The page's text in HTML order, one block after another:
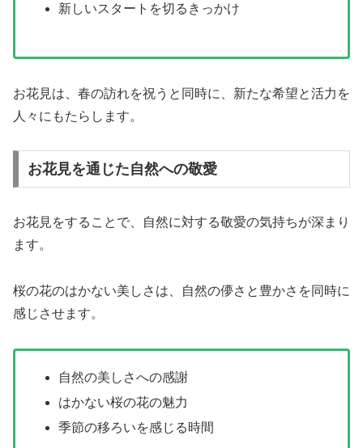
新しいスタートを切るきっかけ
お花見は、春の訪れを祝うと同時に、新たな希望と活力を
人々にもたらします。
お花見を通じた自然への敬愛
お花見をすることで、自然に対する敬愛の気持ちが深まり
ます。
桜の花のはかない美しさは、自然の儚さと豊かさを同時に
感じさせます。
自然の美しさへの感謝
はかない桜の花の魅力
季節の移ろいを感じる時間